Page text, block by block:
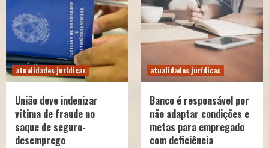
atualidades jurídicas
União deve indenizar
vítima de fraude no
saque de seguro-
desemprego
atualidades jurídicas
Banco é responsável por
não adaptar condições e
metas para empregado
com deficiência